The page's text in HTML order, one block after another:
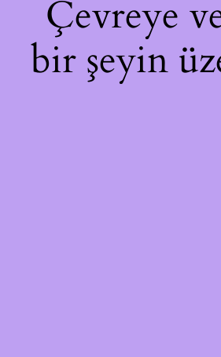
Çevreye
bir şeyin